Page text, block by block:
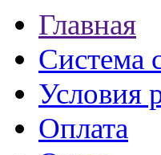
Главная
Система
Условия
Оплата